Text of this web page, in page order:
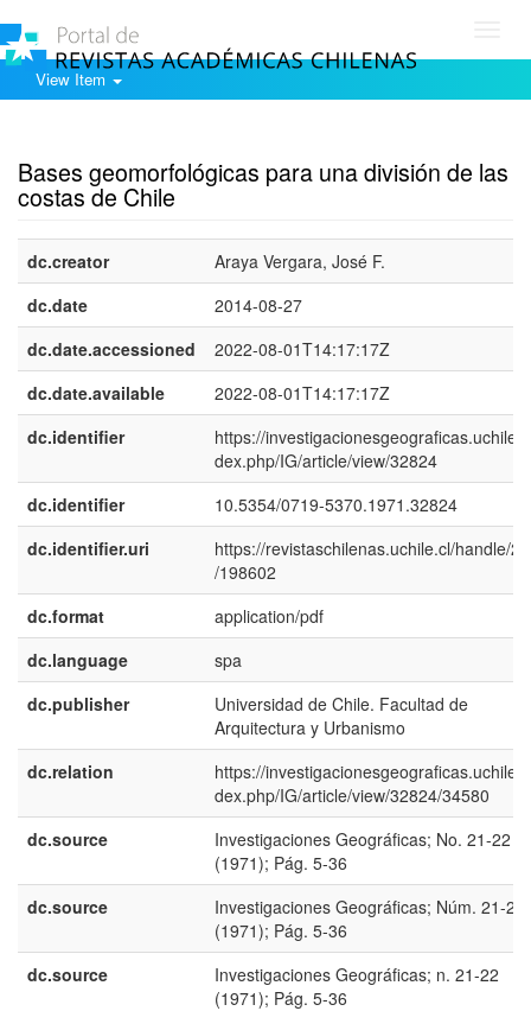
View Item
Bases geomorfológicas para una división de las
costas de Chile
dc.creator
Araya Vergara, José F.
dc.date
2014-08-27
dc.date.accessioned
2022-08-01T14:17:17Z
dc.date.available
2022-08-01T14:17:17Z
dc.identifier
https://
dex.php/IG/article/view/32824
dc.identifier
10.5354/0719-5370.1971.32824
dc.identifier.uri
https://revistaschilenas.uchile.cl/handle/
/198602
dc.format
application/pdf
dc.language
spa
dc.publisher
Universidad de Chile. Facultad de
Arquitectura y Urbanismo
dc.relation
https://
dex.php/IG/article/view/32824/34580
dc.source
Investigaciones Geográficas; No. 21-22
(1971); Pág. 5-36
dc.source
Investigaciones Geográficas; Núm. 21-22
(1971); Pág. 5-36
dc.source
Investigaciones Geográficas; n. 21-22
(1971); Pág. 5-36